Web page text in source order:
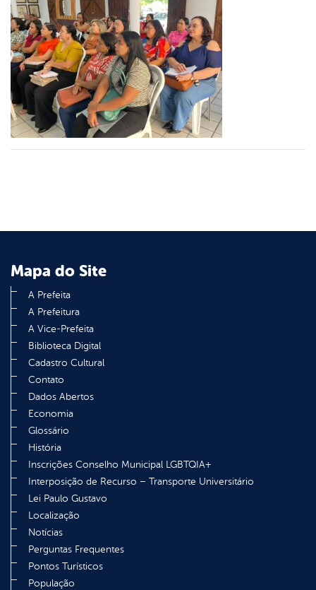
Mapa do Site
A Prefeita
A Prefeitura
A Vice-Prefeita
Biblioteca Digital
Cadastro Cultural
Contato
Dados Abertos
Economia
Glossário
História
Inscrições Conselho Municipal LGBTQIA+
Interposição de Recurso – Transporte Universitário
Lei Paulo Gustavo
Localização
Notícias
Perguntas Frequentes
Pontos Turísticos
População